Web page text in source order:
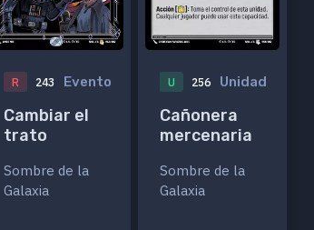
R 243 Evento
Cambiar el
trato
Sombre de la
Galaxia
U 256 Unidad
Cañonera
mercenaria
Sombre de la
Galaxia